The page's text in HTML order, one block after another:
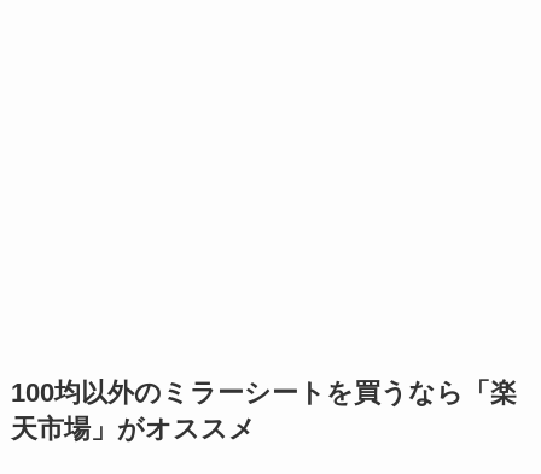
100均以外のミラーシートを買うなら「楽
天市場」がオススメ